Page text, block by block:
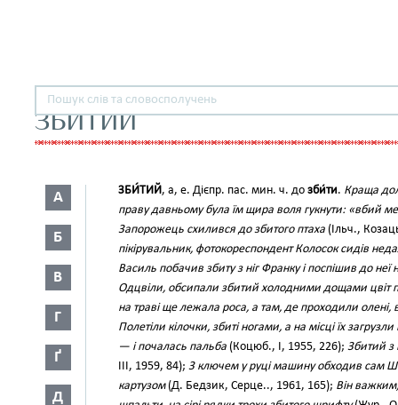
ЗБИТИЙ
А
Б
В
Г
Ґ
Д
ЗБИ́ТИЙ, а, е. Дієпр. пас. мин. ч. до зби́ти. Краща
праву давньому була їм щира воля гукнути: «вбий
Запорожець схилився до збитого птаха (Ільч.,
пікірувальник, фотокореспондент Колосок сидів
Василь побачив збиту з ніг Франку і поспішив до неї
Одцвіли, обсипали збитий холодними дощами цвіт
на траві ще лежала роса, а там, де проходили олені,
Полетіли кілочки, збиті ногами, а на місці їх
— і почалась пальба (Коцюб., І, 1955, 226); Збитий з
III, 1959, 84); З ключем у руці машину обходив сам
картузом(Д. Бедзик, Серце.., 1961, 165); Він